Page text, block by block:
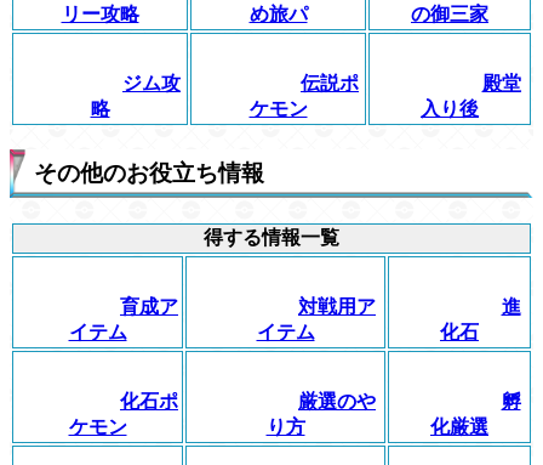
リー攻略
め旅パ
の御三家
ジム攻
略
伝説ポ
ケモン
殿堂
入り後
その他のお役立ち情報
得する情報一覧
育成ア
イテム
対戦用ア
イテム
進
化石
化石ポ
ケモン
厳選のや
り方
孵
化厳選